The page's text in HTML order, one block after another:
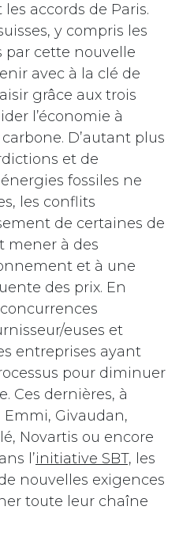
accords de Paris.
y compris les
par cette nouvelle
avec à la clé de
grâce aux trois
l’économie à
D’autant plus
et de
fossiles ne
les conflits
de certaines de
mener à des
et à une
des prix. En
euses et
entreprises ayant
pour diminuer
Ces dernières, à
Emmi, Givaudan,
Novartis ou encore
l’initiative SBT, les
nouvelles exigences
toute leur chaîne